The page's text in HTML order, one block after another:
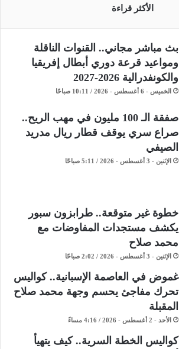
الأكثر قراءة
بث مباشر مجاني.. القنوات الناقلة
ومواعيد قرعة دوري أبطال إفريقيا
والكونفدرالية 2026-2027
الخميس - 6 أغسطس - 2026 / 10:11 صباحًا
صفقة الـ 100 مليون في مهب الريح..
صراع سري يوقف قطار ريال مدريد
الصيفي
الإثنين - 3 أغسطس - 2026 / 5:11 صباحًا
خطوة غير متوقعة.. طرابزون سبور
يكشف مستجدات المفاوضات مع
محمد صلاح
الإثنين - 3 أغسطس - 2026 / 2:02 صباحًا
غموض في العاصمة الإسبانية.. كواليس
تحرك مفاجئ يحسم وجهة محمد صلاح
المقبلة
الأحد - 2 أغسطس - 2026 / 4:16 مساءً
كواليس الخطة السرية.. كيف يتهيأ